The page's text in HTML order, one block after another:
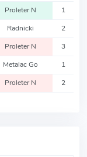
Proleter N 1
Radnicki 2
Proleter N 3
Metalac Go 1
Proleter N 2